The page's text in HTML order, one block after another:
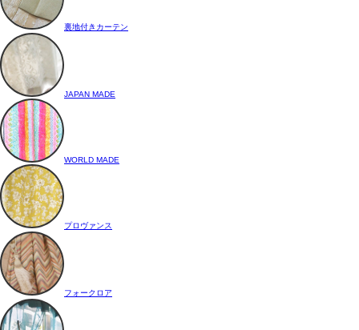
裏地付きカーテン
JAPAN MADE
WORLD MADE
プロヴァンス
フォークロア